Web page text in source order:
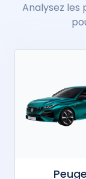
Analysez les